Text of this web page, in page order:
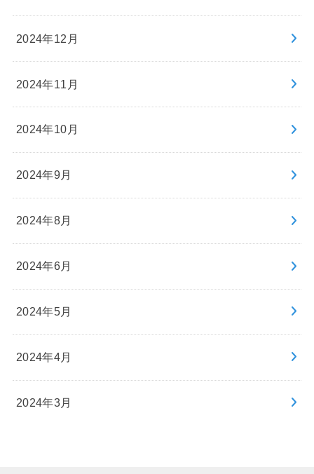
2024年12月
2024年11月
2024年10月
2024年9月
2024年8月
2024年6月
2024年5月
2024年4月
2024年3月